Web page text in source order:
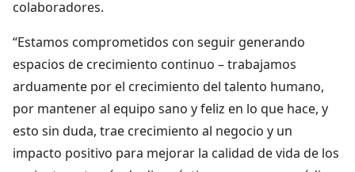
colaboradores.
“Estamos comprometidos con seguir generando
espacios de crecimiento continuo – trabajamos
arduamente por el crecimiento del talento humano,
por mantener al equipo sano y feliz en lo que hace, y
esto sin duda, trae crecimiento al negocio y un
impacto positivo para mejorar la calidad de vida de los